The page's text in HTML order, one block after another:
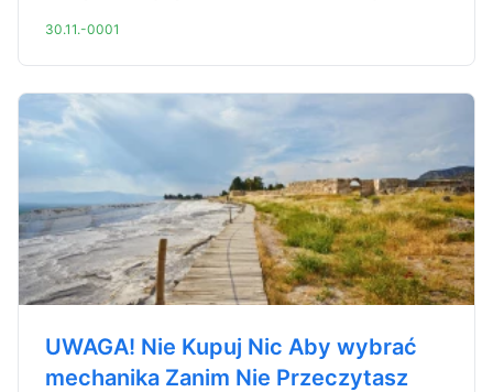
30.11.-0001
UWAGA! Nie Kupuj Nic Aby wybrać
mechanika Zanim Nie Przeczytasz